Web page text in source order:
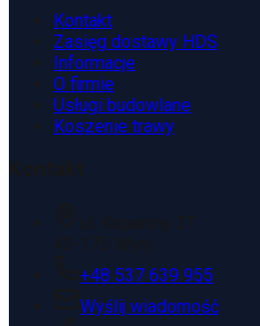
Kontakt
Zasięg dostawy HDS
Informacje
O firmie
Usługi budowlane
Koszenie trawy
+48 537 639 955
Wyślij wiadomość